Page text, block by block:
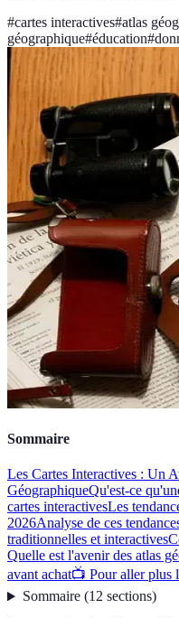
#cartes interactives#atlas
géographique#éducation#
Sommaire
Les Cartes Interactives : Un
GéographiqueQu'est-ce
cartes interactivesLes
2026Analyse de ces
traditionnelles et interactives
Quelle est l'avenir des atlas
avant achat📺 Pour aller plus
Sommaire(12 sections)